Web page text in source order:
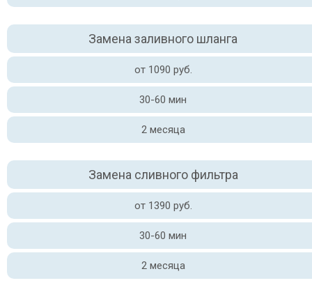
Замена заливного шланга
от 1090 руб.
30-60 мин
2 месяца
Замена сливного фильтра
от 1390 руб.
30-60 мин
2 месяца